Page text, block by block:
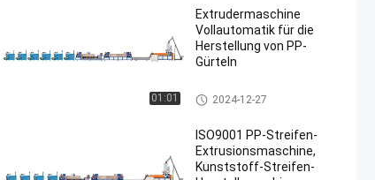
01:01
Extrudermaschine
Vollautomatik für die
Herstellung von PP-
Gürteln
Produktionslinie für PP-Gürtel
2024-12-27
ISO9001 PP-Streifen-
Extrusionsmaschine,
Kunststoff-Streifen-